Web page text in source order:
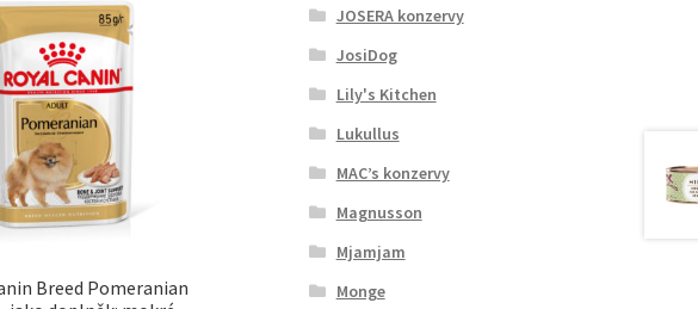
Breed Pomeranian
JOSERA konzervy
JosiDog
Lily's Kitchen
Lukullus
MAC’s konzervy
Magnusson
Mjamjam
Monge